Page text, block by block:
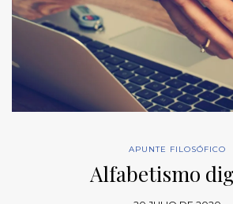
APUNTE FILOSÓFICO
Alfabetismo